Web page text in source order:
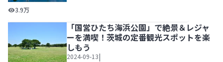
茨城県の人気温泉地 おすすめ10選
3.9万
「国営ひたち海浜公園」で絶景＆レジャ
ーを満喫！茨城の定番観光スポットを楽
しもう
2024-09-13|